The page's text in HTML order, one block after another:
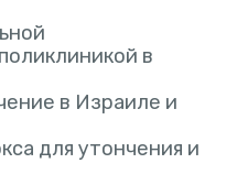
в
в Израиле и
для утончения и